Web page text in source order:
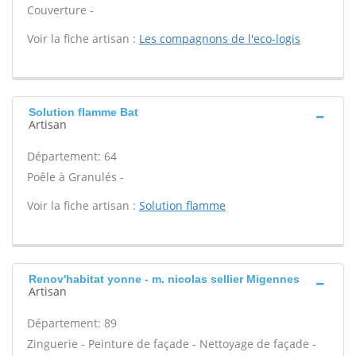
Couverture -
Voir la fiche artisan : Les compagnons de l'eco-logis
Solution flamme Bat
Artisan
Département: 64
Poêle à Granulés -
Voir la fiche artisan : Solution flamme
Renov'habitat yonne - m. nicolas sellier Migennes
Artisan
Département: 89
Zinguerie - Peinture de façade - Nettoyage de façade -